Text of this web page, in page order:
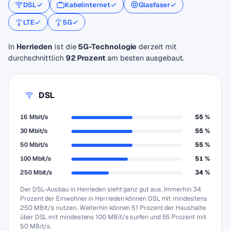
DSL Kabelinternet
Glasfaser
LTE
5G
In Herrieden ist die 5G-Technologie derzeit mit
durchschnittlich 92 Prozentam besten ausgebaut.
DSL
16 Mbit/s
55 %
30 Mbit/s
55 %
50 Mbit/s
55 %
100 Mbit/s
51 %
250 Mbit/s
34 %
Der DSL-Ausbau in Herrieden sieht ganz gut aus. Immerhin 34
Prozent der Einwohner in Herrieden können DSL mit mindestens
250 MBit/s nutzen. Weiterhin können 51 Prozent der Haushalte
über DSL mit mindestens 100 MBit/s surfen und 55 Prozent mit
50 MBit/s.